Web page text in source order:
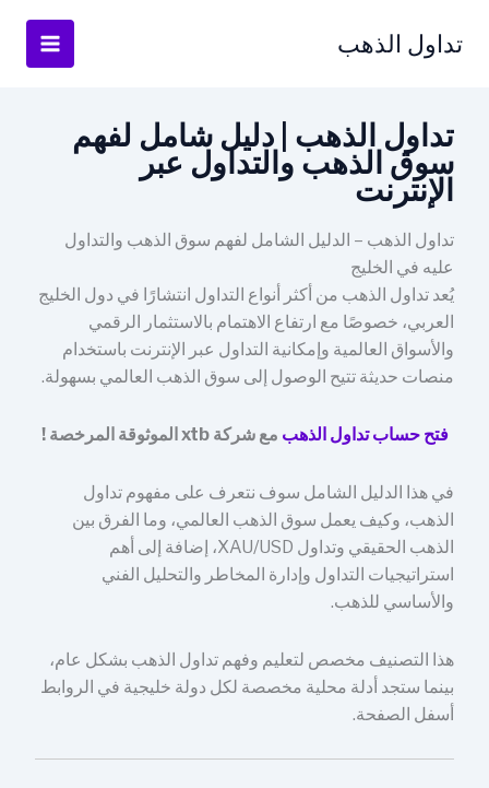
تداول الذهب
تداول الذهب | دليل شامل لفهم
سوق الذهب والتداول عبر
الإنترنت
تداول الذهب – الدليل الشامل لفهم سوق الذهب والتداول
عليه في الخليج
يُعد تداول الذهب من أكثر أنواع التداول انتشارًا في دول الخليج
العربي، خصوصًا مع ارتفاع الاهتمام بالاستثمار الرقمي
والأسواق العالمية وإمكانية التداول عبر الإنترنت باستخدام
منصات حديثة تتيح الوصول إلى سوق الذهب العالمي بسهولة.
فتح حساب تداول الذهب مع شركة xtb الموثوقة المرخصة !
في هذا الدليل الشامل سوف نتعرف على مفهوم تداول
الذهب، وكيف يعمل سوق الذهب العالمي، وما الفرق بين
الذهب الحقيقي وتداول XAU/USD، إضافة إلى أهم
استراتيجيات التداول وإدارة المخاطر والتحليل الفني
والأساسي للذهب.
هذا التصنيف مخصص لتعليم وفهم تداول الذهب بشكل عام،
بينما ستجد أدلة محلية مخصصة لكل دولة خليجية في الروابط
أسفل الصفحة.